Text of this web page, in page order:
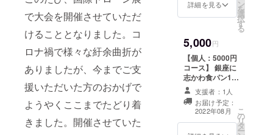
で大会を開催させていただ
けることとなりました。コ
ロナ禍で様々な紆余曲折が
ありましたが、今までご支
援いただいた方のおかげで
ようやくここまでたどり着
きました。開催させていた
セージ
と協会
れから
のビ
ジョ
ン」
【に志
かわ食
パンに
つい
て】 に
詳細を見る ン
を
選
択
す
る
5,000円
【個人：5000円
コース】 銀座に
志かわ食パン1
本、DECドロー
ンパーク使用券
または大会参加
券1回分 【に志
かわ食パンにつ
支援者：1人
お届け予定：
2022年08月
こ
の
リ
タ
ー